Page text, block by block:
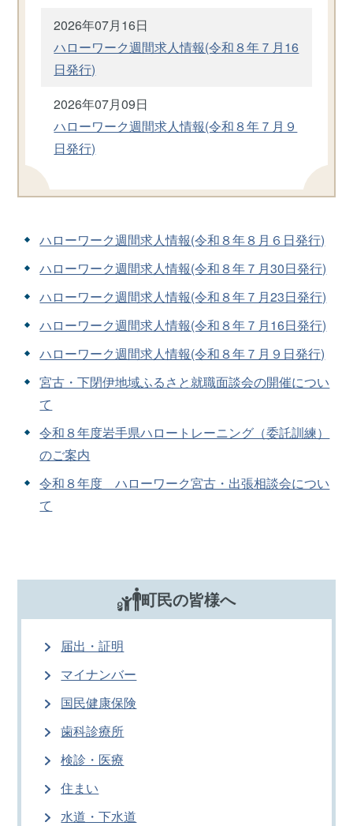
2026年07月16日
ハローワーク週間求人情報(令和８年７月16
日発行)
2026年07月09日
ハローワーク週間求人情報(令和８年７月９
日発行)
ハローワーク週間求人情報(令和８年８月６日発行)
ハローワーク週間求人情報(令和８年７月30日発行)
ハローワーク週間求人情報(令和８年７月23日発行)
ハローワーク週間求人情報(令和８年７月16日発行)
ハローワーク週間求人情報(令和８年７月９日発行)
宮古・下閉伊地域ふるさと就職面談会の開催につい
て
令和８年度岩手県ハロートレーニング（委託訓練）
のご案内
令和８年度 ハローワーク宮古・出張相談会につい
て
町民の皆様へ
届出・証明
マイナンバー
国民健康保険
歯科診療所
検診・医療
住まい
水道・下水道